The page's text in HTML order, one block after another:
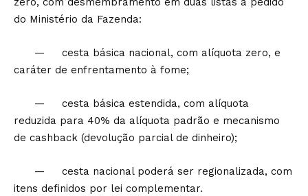
do Ministério da Fazenda:
— cesta básica nacional, com alíquota zero, e
caráter de enfrentamento à fome;
— cesta básica estendida, com alíquota
reduzida para 40% da alíquota padrão e mecanismo
de cashback (devolução parcial de dinheiro);
— cesta nacional poderá ser regionalizada, com
itens definidos por lei complementar.